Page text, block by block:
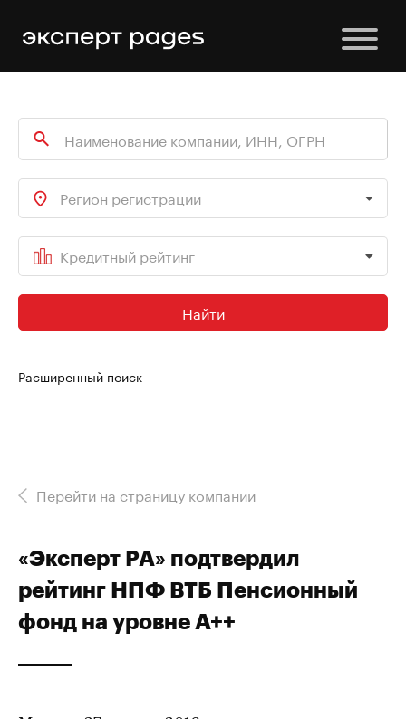
Регион регистрации
Кредитный рейтинг
Найти
Расширенный поиск
Перейти на страницу компании
«Эксперт РА» подтвердил
рейтинг НПФ ВТБ Пенсионный
фонд на уровне А++